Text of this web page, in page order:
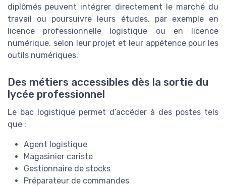
diplômés peuvent intégrer directement le marché du
travail ou poursuivre leurs études, par exemple en
licence professionnelle logistique ou en licence
numérique, selon leur projet et leur appétence pour les
outils numériques.
Des métiers accessibles dès la sortie du
lycée professionnel
Le bac logistique permet d’accéder à des postes tels
que :
Agent logistique
Magasinier cariste
Gestionnaire de stocks
Préparateur de commandes